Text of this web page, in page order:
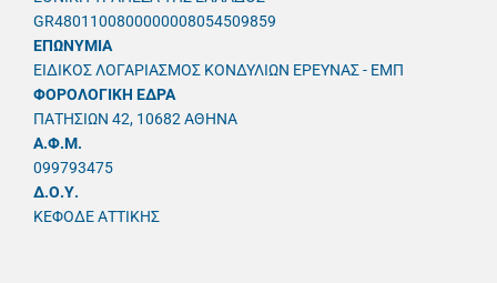
GR4801100800000008054509859
ΕΠΩΝΥΜΙΑ
ΕΙΔΙΚΟΣ ΛΟΓΑΡΙΑΣΜΟΣ ΚΟΝΔΥΛΙΩΝ ΕΡΕΥΝΑΣ - ΕΜΠ
ΦΟΡΟΛΟΓΙΚΗ ΕΔΡΑ
ΠΑΤΗΣΙΩΝ 42, 10682 ΑΘΗΝΑ
A.Φ.Μ.
099793475
Δ.Ο.Υ.
ΚΕΦΟΔΕ ΑΤΤΙΚΗΣ